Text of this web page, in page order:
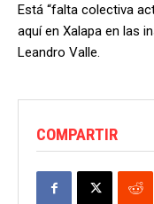
Está “falta colectiva
aquí en Xalapa en las
Leandro Valle.
COMPARTIR